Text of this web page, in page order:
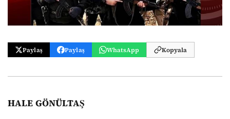
Paylaş Paylaş WhatsApp Kopyala
HALE GÖNÜLTAŞ